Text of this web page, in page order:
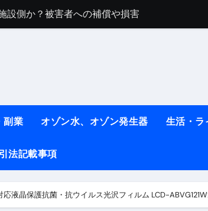
側か？被害者への補償や損害賠償をわかりや
療ダイエット
果ある？ #エクササイズ
践方法を解説します【健康】
副業 オゾン水、オゾン発生器 生活・ラ
法記載事項
応液晶保護抗菌・抗ウイルス光沢フィルム LCD-